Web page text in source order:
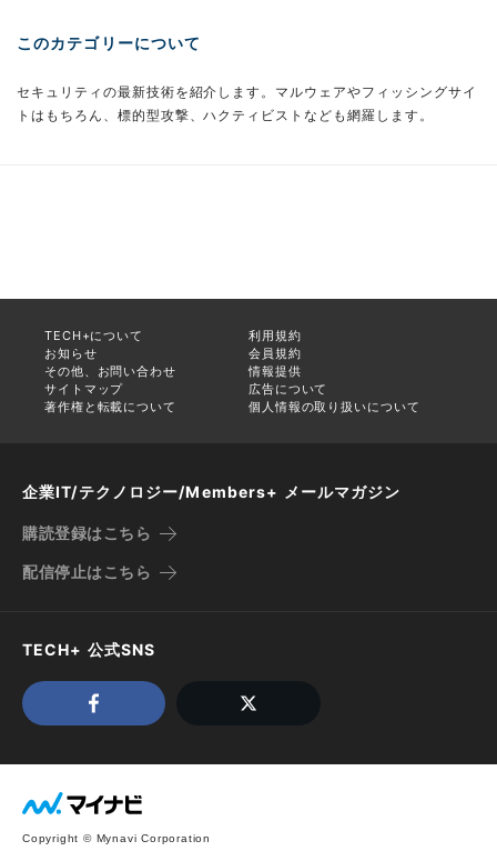
このカテゴリーについて
セキュリティの最新技術を紹介します。マルウェアやフィッシングサイ
トはもちろん、標的型攻撃、ハクティビストなども網羅します。
TECH+について
利用規約
お知らせ
会員規約
その他、お問い合わせ
情報提供
サイトマップ
広告について
著作権と転載について
個人情報の取り扱いについて
企業IT/テクノロジー/Members+ メールマガジン
購読登録はこちら
配信停止はこちら
TECH+ 公式SNS
Copyright © Mynavi Corporation